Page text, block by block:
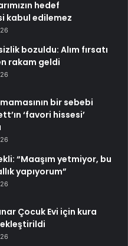
hedef
kabul edilemez
bozuldu: Alım fırsatı
rakam geldi
bir sebebi
‘favori hissesi’
“Maaşım yetmiyor, bu
yapıyorum”
Çocuk Evi için kura